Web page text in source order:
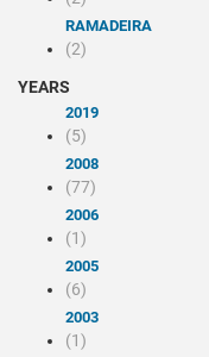
RAMADEIRA
(2)
YEARS
2019
(5)
2008
(77)
2006
(1)
2005
(6)
2003
(1)